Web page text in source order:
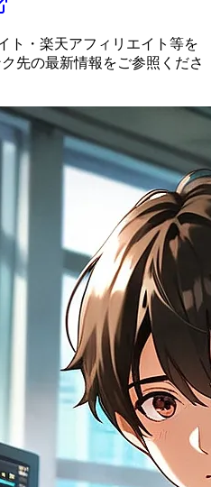
ト・楽天アフィリエイト等を
先の最新情報をご参照くださ